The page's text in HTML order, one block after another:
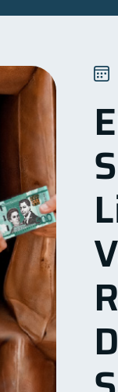
Productos
Consejos
Educación
ahorro 1